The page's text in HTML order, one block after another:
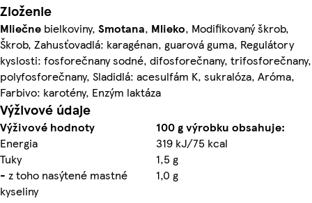
Zloženie
Mliečne bielkoviny, Smotana, Mlieko, Modifikovaný škrob,
Škrob, Zahusťovadlá: karagénan, guarová guma, Regulátory
kyslosti: fosforečnany sodné, difosforečnany, trifosforečnany,
polyfosforečnany, Sladidlá: acesulfám K, sukralóza, Aróma,
Farbivo: karotény, Enzým laktáza
Výživové údaje
Výživové hodnoty
100 g výrobku obsahuje:
Energia
319 kJ/75 kcal
Tuky
1,5 g
- z toho nasýtené mastné
kyseliny
1,0 g